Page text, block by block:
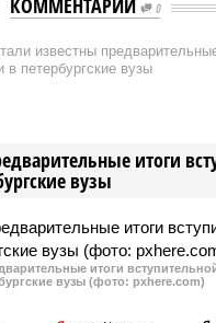
КОММЕНТАРИИ 0
известны
в петербургские вузы
итоги
вузы
итоги
вузы (фото: pxhere.com)